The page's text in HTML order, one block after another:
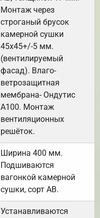
Монтаж через
строганый брусок
камерной сушки
45х45+/-5 мм.
(вентилируемый
фасад). Влаго-
ветрозащитная
мембрана- Ондутис
А100. Монтаж
вентиляционных
решёток.
Ширина 400 мм.
Подшиваются
вагонкой камерной
сушки, сорт АВ.
Устанавливаются